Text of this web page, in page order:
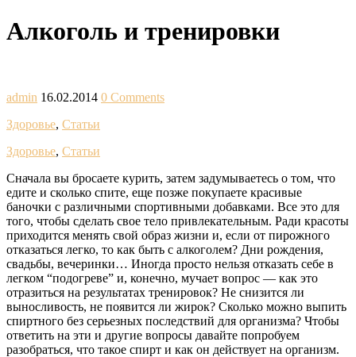
Алкоголь и тренировки
admin 16.02.2014 0 Comments
Здоровье, Статьи
Здоровье, Статьи
Сначала вы бросаете курить, затем задумываетесь о том, что
едите и сколько спите, еще позже покупаете красивые
баночки с различными спортивными добавками. Все это для
того, чтобы сделать свое тело привлекательным. Ради красоты
приходится менять свой образ жизни и, если от пирожного
отказаться легко, то как быть с алкоголем? Дни рождения,
свадьбы, вечеринки… Иногда просто нельзя отказать себе в
легком “подогреве” и, конечно, мучает вопрос — как это
отразиться на результатах тренировок? Не снизится ли
выносливость, не появится ли жирок? Сколько можно выпить
спиртного без серьезных последствий для организма? Чтобы
ответить на эти и другие вопросы давайте попробуем
разобраться, что такое спирт и как он действует на организм.